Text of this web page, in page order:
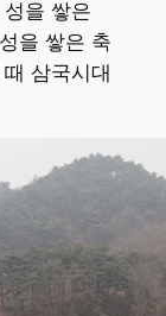
을 쌓은
을 쌓은 축
삼국시대